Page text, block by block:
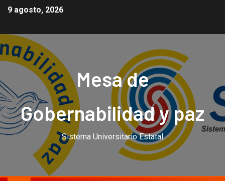
9 agosto, 2026
Mesa de
Gobernabilidad y paz
Sistema Universitario Estatal